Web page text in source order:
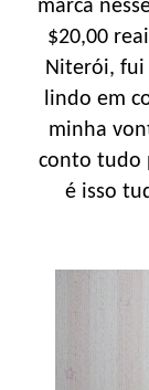
marca
$20,00
Niterói,
lindo em
minha
conto tudo
é isso